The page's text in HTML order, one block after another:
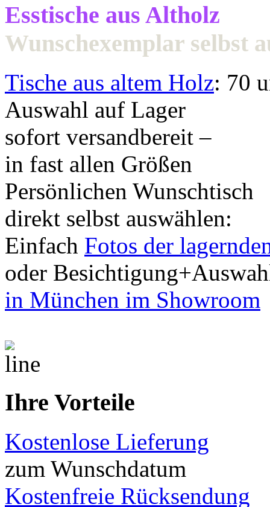
Esstische aus Altholz
Wunschexemplar selbst
Tische aus altem Holz: 70
Auswahl auf Lager
sofort versandbereit –
in fast allen Größen
Persönlichen Wunschtisch
direkt selbst auswählen:
Einfach Fotos der
oder
in München im Showroom
Ihre Vorteile
Kostenlose Lieferung
zum Wunschdatum
Kostenfreie Rücksendung